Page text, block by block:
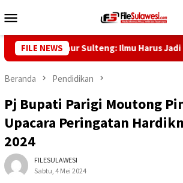
ke
Mobile
FILE NEWS
Gubernur Sulteng: Ilmu Harus Jadi
Beranda Pendidikan
Pj Bupati Parigi Moutong
Upacara Peringatan
2024
FILESULAWESI
Sabtu, 4 Mei 2024